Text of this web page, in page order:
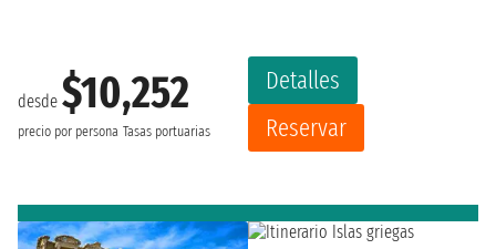
desde $10,252
precio por persona Tasas portuarias
Detalles
Reservar